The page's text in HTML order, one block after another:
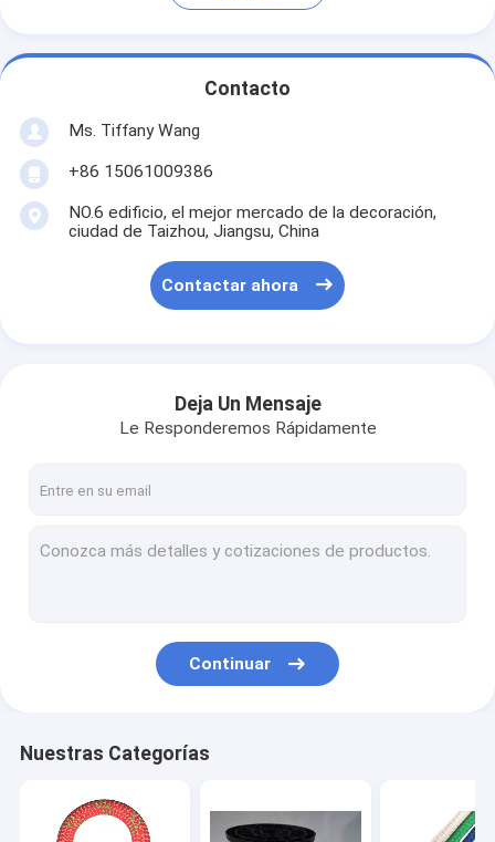
Contacto
Ms. Tiffany Wang
+86 15061009386
NO.6 edificio, el mejor mercado de la decoración,
ciudad de Taizhou, Jiangsu, China
Contactar ahora
Deja Un Mensaje
Le Responderemos Rápidamente
Continuar
Nuestras Categorías